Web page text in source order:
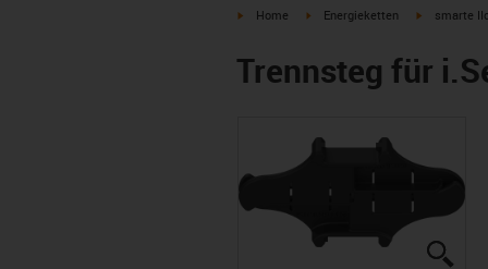
igus-icon-arrow-right
Home igus-icon-arrow-right
Energieketten igus-icon-
smarte
Trennsteg für